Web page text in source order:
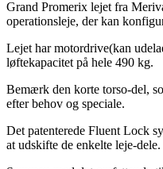
Grand Promerix lejet fra
operationsleje, der kan
Lejet har motordrive(kan
løftekapacitet på hele 490 kg.
Bemærk den korte torso-del,
efter behov og speciale.
Det patenterede Fluent Lock
at udskifte de enkelte leje-dele.